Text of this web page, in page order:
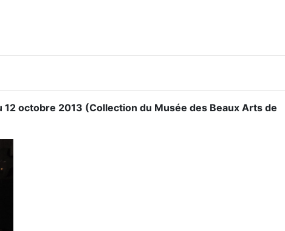
octobre 2013 (Collection du Musée des Beaux Arts de